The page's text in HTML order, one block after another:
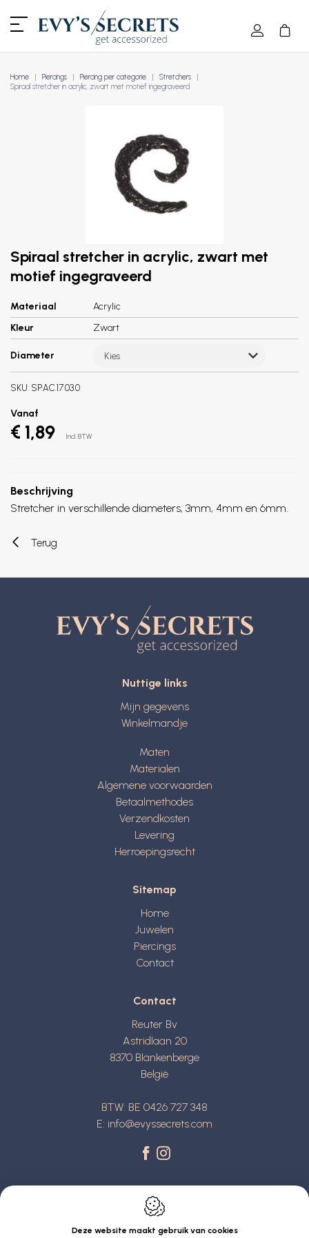
Home Piercings Piercing per categorie
Stretchers
Spiraal stretcher in acrylic, zwart met motief ingegraveerd
Spiraal stretcher in acrylic, zwart met
motief ingegraveerd
Materiaal
Acrylic
Kleur
Zwart
Diameter Kies
SKU: SP.AC.17.03.0
Vanaf
€ 1,89 Incl. BTW
Beschrijving
Stretcher in verschillende diameters, 3mm, 4mm en 6mm.
Terug
Nuttige links
Mijn gegevens
Winkelmandje
Maten
Materialen
Algemene voorwaarden
Betaalmethodes
Verzendkosten
Levering
Herroepingsrecht
Sitemap
Home
Juwelen
Piercings
Contact
Contact
Reuter Bv
Astridlaan 20
8370 Blankenberge
België
BTW: BE 0426 727 348
E: info@evyssecrets.com
Deze website maakt gebruik van cookies